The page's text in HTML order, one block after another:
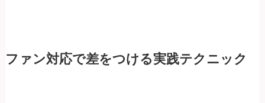
ファン対応で差をつける実践テクニック